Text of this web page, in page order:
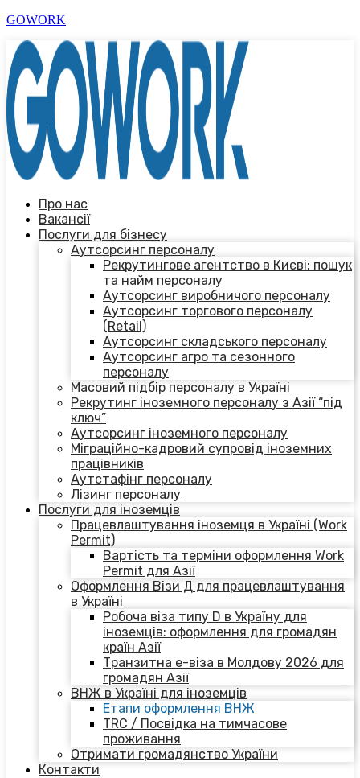
GOWORK
Про нас
Вакансії
Послуги для бізнесу
Аутсорсинг персоналу
Рекрутингове агентство в Києві: пошук
та найм персоналу
Аутсорсинг виробничого персоналу
Аутсорсинг торгового персоналу
(Retail)
Аутсорсинг складського персоналу
Аутсорсинг агро та сезонного
персоналу
Масовий підбір персоналу в Україні
Рекрутинг іноземного персоналу з Азії “під
ключ”
Аутсорсинг іноземного персоналу
Міграційно-кадровий супровід іноземних
працівників
Аутстафінг персоналу
Лізинг персоналу
Послуги для іноземців
Працевлаштування іноземця в Україні (Work
Permit)
Вартість та терміни оформлення Work
Permit для Азії
Оформлення Візи Д для працевлаштування
в Україні
Робоча віза типу D в Україну для
іноземців: оформлення для громадян
країн Азії
Транзитна е-віза в Молдову 2026 для
громадян Азії
ВНЖ в Україні для іноземців
Етапи оформлення ВНЖ
TRC / Посвідка на тимчасове
проживання
Отримати громадянство України
Контакти